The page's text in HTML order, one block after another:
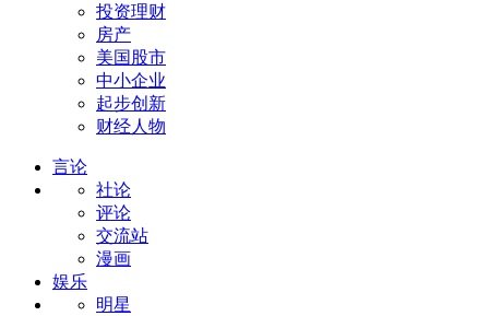
投资理财
房产
美国股市
中小企业
起步创新
财经人物
言论
社论
评论
交流站
漫画
娱乐
明星